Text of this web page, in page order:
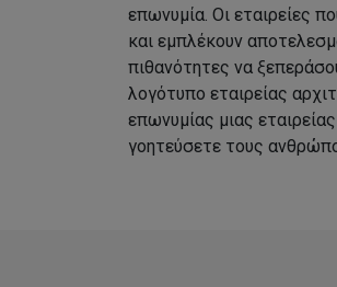
επωνυμία. Οι εταιρείες
και εμπλέκουν
πιθανότητες να
λογότυπο εταιρείας
επωνυμίας μιας
γοητεύσετε τους